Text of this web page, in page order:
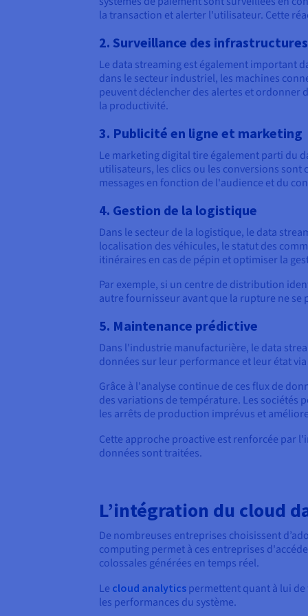
la transaction et alerter l'utilisateur. Cette
2. Surveillance des
Le data streaming est également important
dans le secteur industriel, les machines
peuvent déclencher des alertes et ordonner
la productivité.
3. Publicité en ligne et marketing
Le marketing digital tire également parti du
utilisateurs, les clics ou les conversions
messages en fonction de l'audience et du
4. Gestion de la logistique
Dans le secteur de la logistique, le data
localisation des véhicules, le statut des
itinéraires en cas de pépin et optimiser la
Par exemple, si un centre de distribution
autre fournisseur avant que la rupture ne se
5. Maintenance prédictive
Dans l'industrie manufacturière, le data
données sur leur performance et leur état
Grâce à l'analyse continue de ces flux de
des variations de température. Les sociétés
les arrêts de production imprévus et
Cette approche proactive est renforcée par
données sont traitées.
L’intégration du cloud
De nombreuses entreprises choisissent
computing permet à ces entreprises
colossales générées en temps réel.
Le cloud analytics permettent quant à lui
les performances du système.